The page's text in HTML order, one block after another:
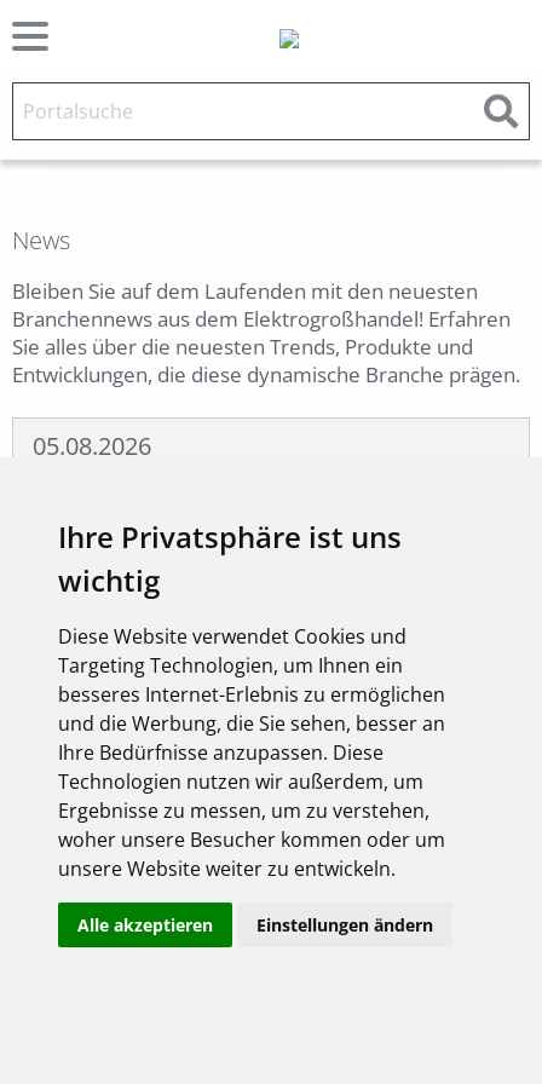
Ihre Privatsphäre ist uns
wichtig
Diese Website verwendet Cookies und
Targeting Technologien, um Ihnen ein
besseres Internet-Erlebnis zu ermöglichen
und die Werbung, die Sie sehen, besser an
Ihre Bedürfnisse anzupassen. Diese
Technologien nutzen wir außerdem, um
Ergebnisse zu messen, um zu verstehen,
woher unsere Besucher kommen oder um
unsere Website weiter zu entwickeln.
Alle akzeptieren Einstellungen ändern
News
Bleiben Sie auf dem Laufenden mit den neuesten
Branchennews aus dem Elektrogroßhandel! Erfahren
Sie alles über die neuesten Trends, Produkte und
Entwicklungen, die diese dynamische Branche prägen.
05.08.2026
Pendelleuchte für moderne
Arbeitswelten
Mit ADARA bietet BRUMBERG eine LED-
Objektbereiche. Die Leuchte kombiniert
blendarmes Licht mit verschiedenen
Möglichkeiten für die Lichtplanung und eignet...
mehr
03.08.2026
Stecken statt spleißen:
Glasfaserstrecken schneller
installieren